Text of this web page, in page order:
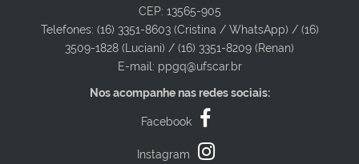
CEP: 13565-905
Telefones: (16) 3351-8603 (Cristina / WhatsApp) / (16)
3509-1828 (Luciani) / (16) 3351-8209 (Renan)
E-mail: ppgq@ufscar.br
Nos acompanhe nas redes sociais:
Facebook
Instagram